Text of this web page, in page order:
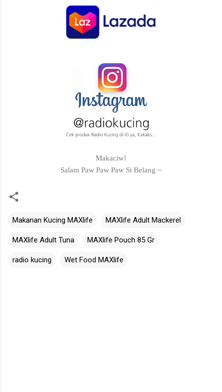
Makaciw!
Salam Paw Paw Paw Si Belang ~
Makanan Kucing MAXlife MAXlife Adult Mackerel
MAXlife Adult Tuna MAXlife Pouch 85 Gr
radio kucing Wet Food MAXlife